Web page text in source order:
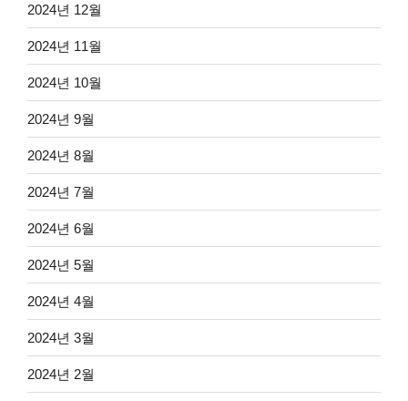
2024년 12월
2024년 11월
2024년 10월
2024년 9월
2024년 8월
2024년 7월
2024년 6월
2024년 5월
2024년 4월
2024년 3월
2024년 2월